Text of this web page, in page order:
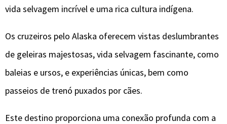
vida selvagem incrível e uma rica cultura indígena.
Os cruzeiros pelo Alaska oferecem vistas deslumbrantes
de geleiras majestosas, vida selvagem fascinante, como
baleias e ursos, e experiências únicas, bem como
passeios de trenó puxados por cães.
Este destino proporciona uma conexão profunda com a